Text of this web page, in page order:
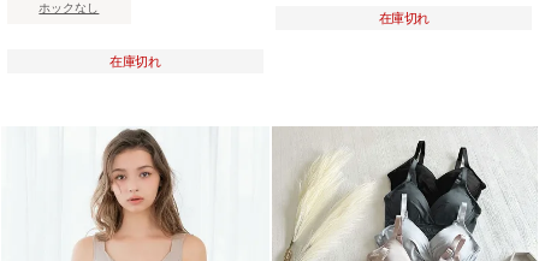
ホックなし
在庫切れ
在庫切れ